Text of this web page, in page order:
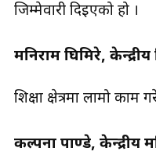
जिम्मेवारी दिइएको हो ।
मनिराम घिमिरे,
शिक्षा क्षेत्रमा लामो
कल्पना पाण्डे, केन्द्रीय